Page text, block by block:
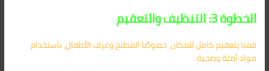
الخطوة 3: التنظيف والتعقيم
قمنا بتعقيم كامل للمكان، خصوصًا المطبخ وغرف الأطفال، باستخدام
مواد آمنة وصحية.